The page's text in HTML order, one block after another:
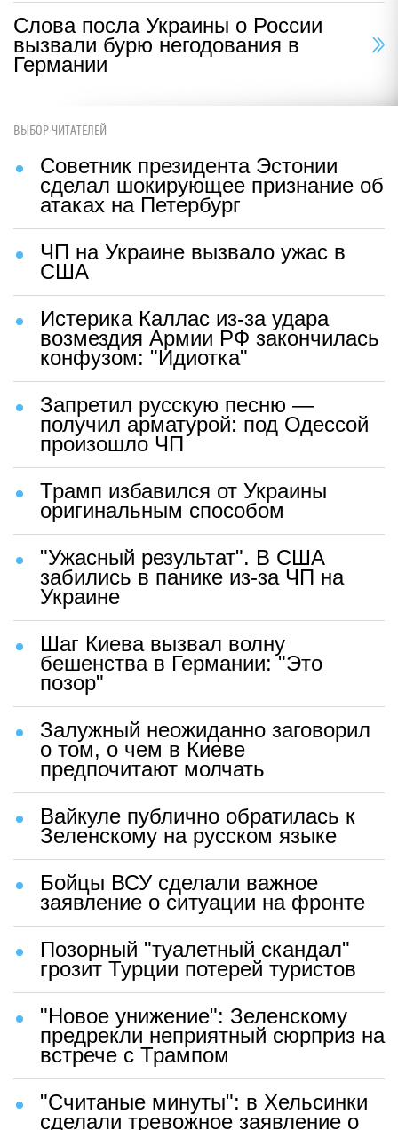
Слова посла Украины о России
вызвали бурю негодования в
Германии
ВЫБОР ЧИТАТЕЛЕЙ
Советник президента Эстонии
сделал шокирующее признание об
атаках на Петербург
ЧП на Украине вызвало ужас в
США
Истерика Каллас из-за удара
возмездия Армии РФ закончилась
конфузом: "Идиотка"
Запретил русскую песню —
получил арматурой: под Одессой
произошло ЧП
Трамп избавился от Украины
оригинальным способом
"Ужасный результат". В США
забились в панике из-за ЧП на
Украине
Шаг Киева вызвал волну
бешенства в Германии: "Это
позор"
Залужный неожиданно заговорил
о том, о чем в Киеве
предпочитают молчать
Вайкуле публично обратилась к
Зеленскому на русском языке
Бойцы ВСУ сделали важное
заявление о ситуации на фронте
Позорный "туалетный скандал"
грозит Турции потерей туристов
"Новое унижение": Зеленскому
предрекли неприятный сюрприз на
встрече с Трампом
"Считаные минуты": в Хельсинки
сделали тревожное заявление о